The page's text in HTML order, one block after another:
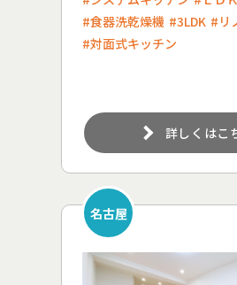
#食器洗乾燥機 #3LDK #リ
#対面式キッチン
詳しくはこ
名古屋